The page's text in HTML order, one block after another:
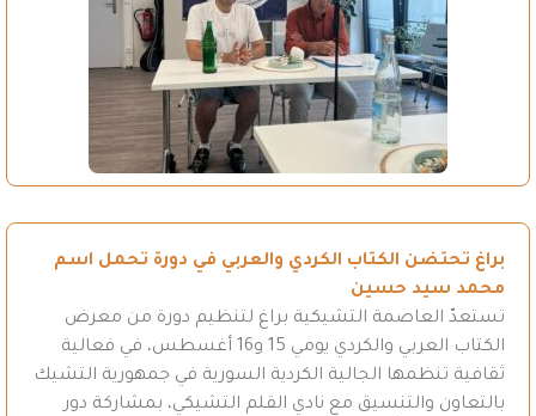
براغ تحتضن الكتاب الكردي والعربي في دورة تحمل اسم
محمد سيد حسين
تستعدّ العاصمة التشيكية براغ لتنظيم دورة من معرض
الكتاب العربي والكردي يومي 15 و16 أغسطس، في فعالية
ثقافية تنظمها الجالية الكردية السورية في جمهورية التشيك
بالتعاون والتنسيق مع نادي القلم التشيكي، بمشاركة دور